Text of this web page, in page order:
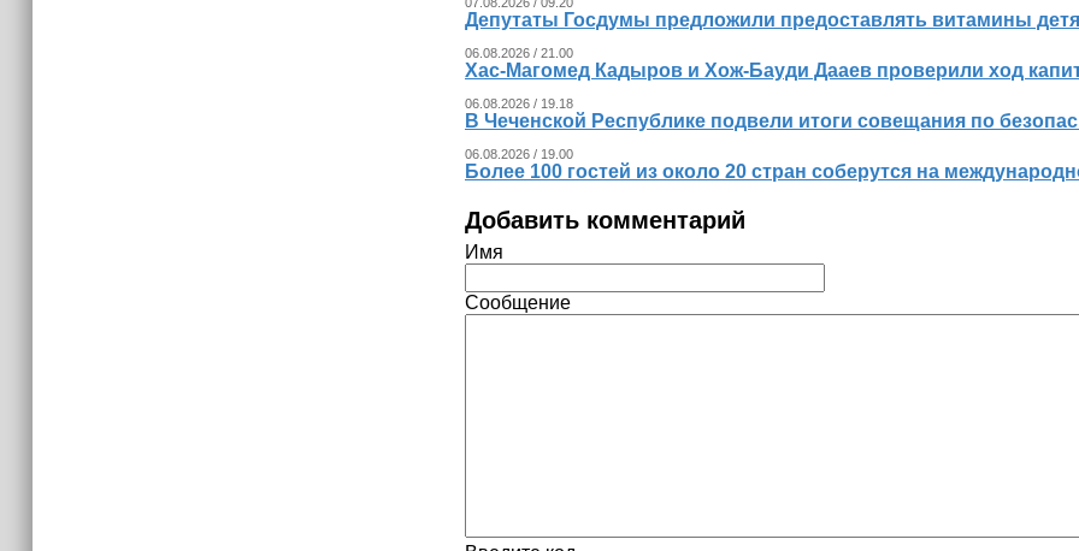
Депутаты Госдумы предложили предоставлять витамины
06.08.2026 / 21.00
Хас-Магомед Кадыров и Хож-Бауди Дааев проверили ход
06.08.2026 / 19.18
В Чеченской Республике подвели итоги совещания по
06.08.2026 / 19.00
Более 100 гостей из около 20 стран соберутся на
Добавить комментарий
Имя
Сообщение